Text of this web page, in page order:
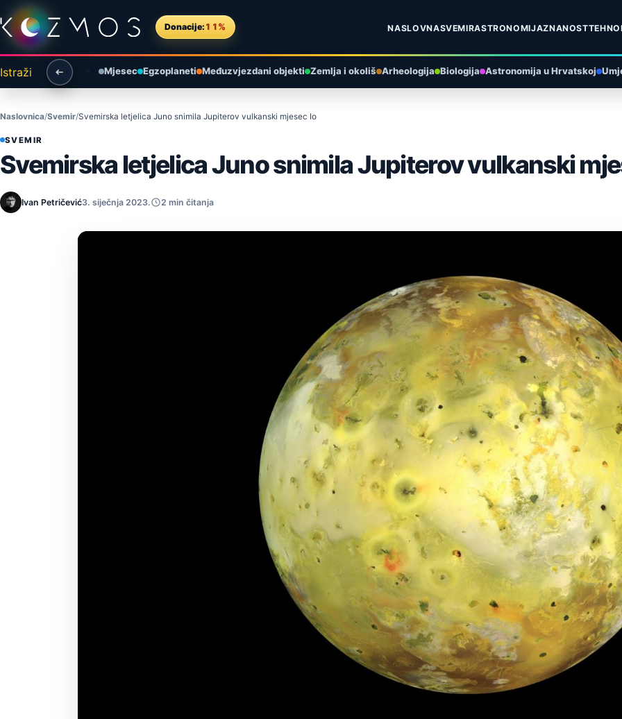
Preskoči na sadržaj
Donacije: 11% NASLOVNASVEMIRASTRONOMIJAZNANOST
Istraži Mjesec Egzoplaneti Međuzvjezdani objekti Zemlja i okoliš Arheologija Biologija Astronomija u Hrvatskoj
Naslovnica Svemir Svemirska letjelica Juno snimila Jupiterov vulkanski mjesec Io
SVEMIR
Svemirska letjelica Juno snimila Jupiterov vulkanski
Ivan Petričević3. siječnja 2023. 2 min čitanja